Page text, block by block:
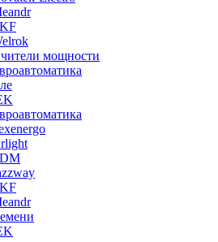
мощности